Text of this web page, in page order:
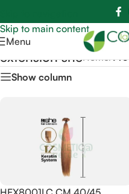
Skip to main content
Sei hai domande contattaci
Menu
extension she
Show column